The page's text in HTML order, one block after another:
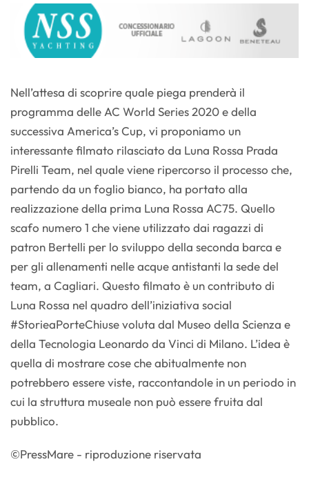
Nell’attesa di scoprire quale piega prenderà il
programma delle AC World Series 2020 e della
successiva America’s Cup, vi proponiamo un
interessante filmato rilasciato da Luna Rossa Prada
Pirelli Team, nel quale viene ripercorso il processo che,
partendo da un foglio bianco, ha portato alla
realizzazione della prima Luna Rossa AC75. Quello
scafo numero 1 che viene utilizzato dai ragazzi di
patron Bertelli per lo sviluppo della seconda barca e
per gli allenamenti nelle acque antistanti la sede del
team, a Cagliari. Questo filmato è un contributo di
Luna Rossa nel quadro dell’iniziativa social
#StorieaPorteChiuse voluta dal Museo della Scienza e
della Tecnologia Leonardo da Vinci di Milano. L’idea è
quella di mostrare cose che abitualmente non
potrebbero essere viste, raccontandole in un periodo in
cui la struttura museale non può essere fruita dal
pubblico.
©PressMare - riproduzione riservata